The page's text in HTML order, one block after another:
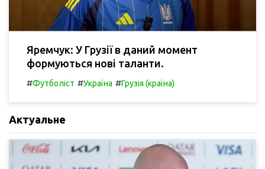
Яремчук: У Грузії в даний момент
формуються нові таланти.
#Футболіст #Україна #Грузія (країна)
Актуальне